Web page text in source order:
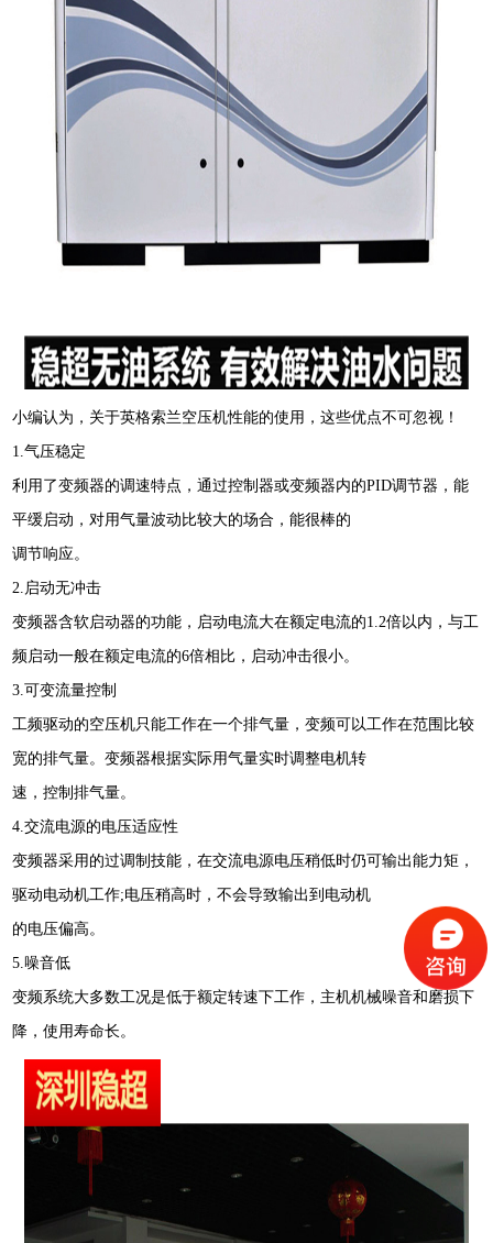
小编认为，关于英格索兰空压机性能的使用，这些优点不可忽视！
1.气压稳定
利用了变频器的调速特点，通过控制器或变频器内的PID调节器，能
平缓启动，对用气量波动比较大的场合，能很棒的
调节响应。
2.启动无冲击
变频器含软启动器的功能，启动电流大在额定电流的1.2倍以内，与工
频启动一般在额定电流的6倍相比，启动冲击很小。
3.可变流量控制
工频驱动的空压机只能工作在一个排气量，变频可以工作在范围比较
宽的排气量。变频器根据实际用气量实时调整电机转
速，控制排气量。
4.交流电源的电压适应性
变频器采用的过调制技能，在交流电源电压稍低时仍可输出能力矩，
驱动电动机工作;电压稍高时，不会导致输出到电动机
的电压偏高。
5.噪音低
变频系统大多数工况是低于额定转速下工作，主机机械噪音和磨损下
降，使用寿命长。